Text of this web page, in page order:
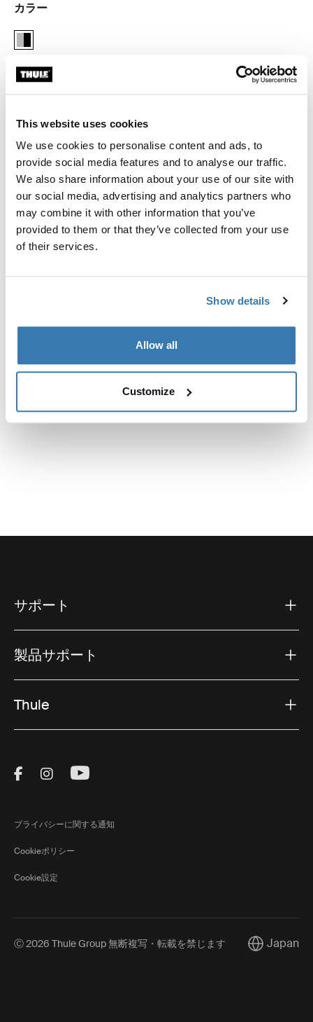
This website uses cookies
We use cookies to personalise content and ads, to
provide social media features and to analyse our traffic.
We also share information about your use of our site with
our social media, advertising and analytics partners who
may combine it with other information that you’ve
provided to them or that they’ve collected from your use
of their services.
Show details
Allow all
Customize
カラー
Reacha trunk Aluminum/Black (selected)
カーゴの下の柔軟な収納。
Toggle overview
製品説明
技術仕様
Toggle guides and instructions
サポート
製品サポート
Thule
Visit Thule on Facebook (external link)
Visit Thule on Instagram (external link)
Visit Thule on Youtube (external
プライバシーに関する通知
Cookieポリシー
Cookie設定
Ⓒ 2026 Thule Group 無断複写・転載を禁じます Current
Japan